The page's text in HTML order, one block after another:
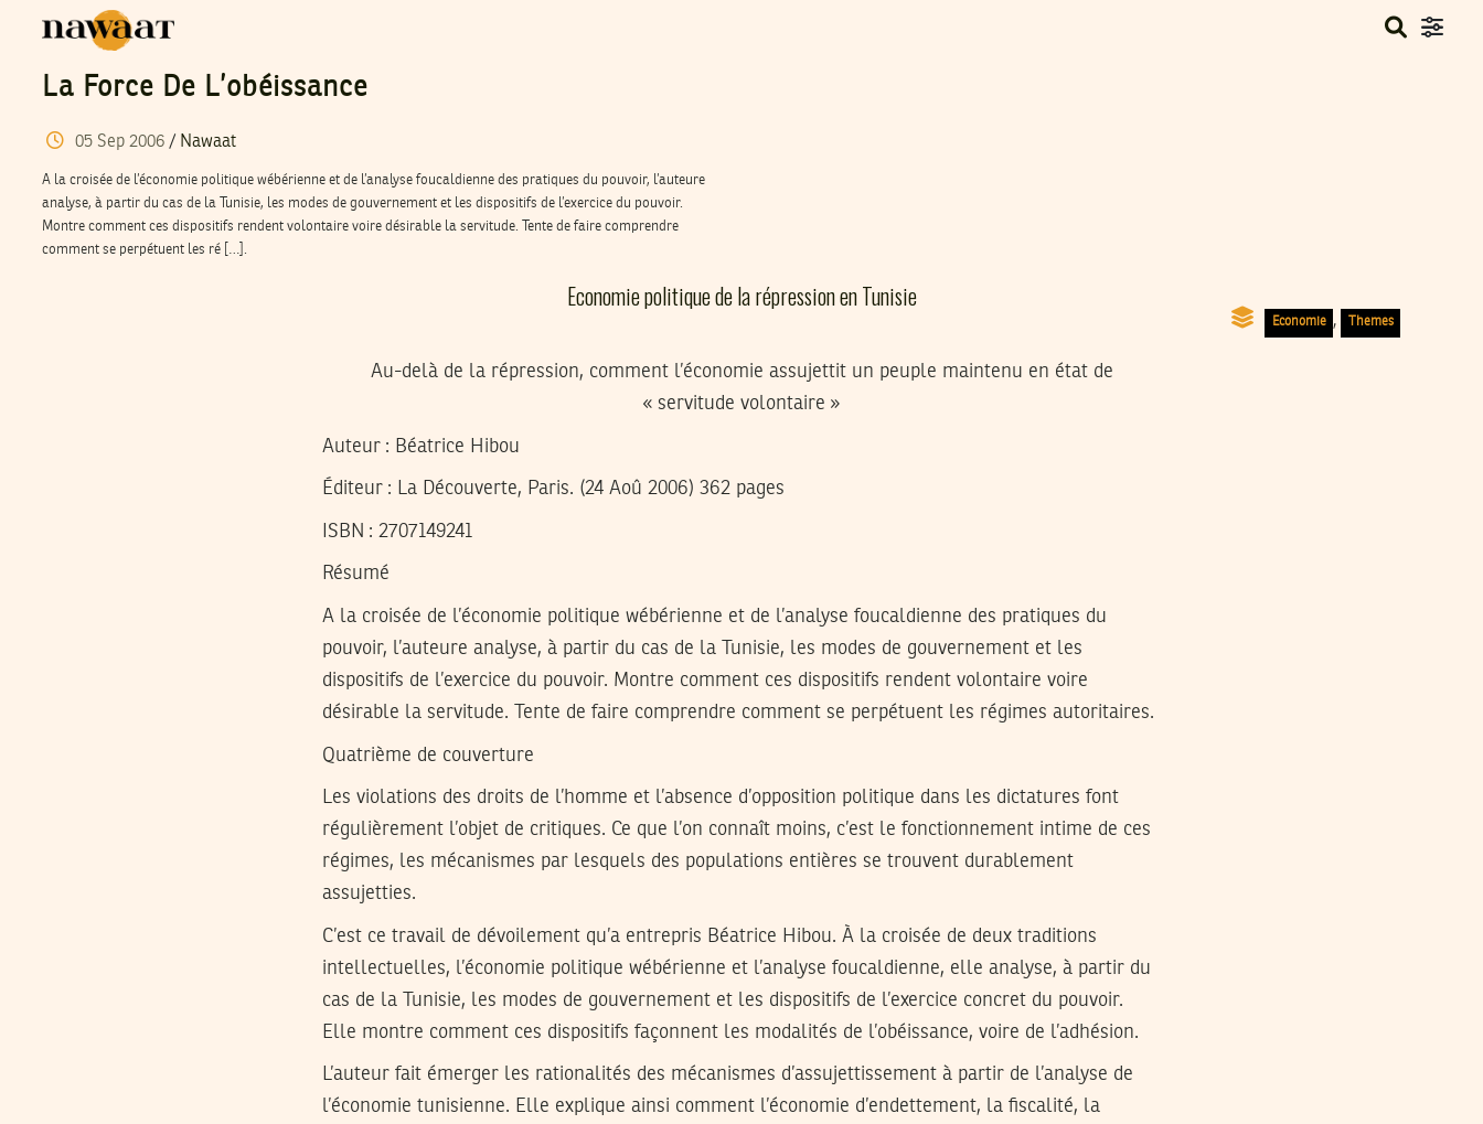
La Force De L’obéissance
05 Sep 2006/ Nawaat
A la croisée de l’économie politique wébérienne et de l’analyse foucaldienne des pratiques du pouvoir, l’auteure
analyse, à partir du cas de la Tunisie, les modes de gouvernement et les dispositifs de l’exercice du pouvoir.
Montre comment ces dispositifs rendent volontaire voire désirable la servitude. Tente de faire comprendre
comment se perpétuent les ré […].
Economie , Themes
Economie politique de la répression en Tunisie
Au-delà de la répression, comment l’économie assujettit un peuple maintenu en état de
« servitude volontaire »
Auteur : Béatrice Hibou
Éditeur : La Découverte, Paris. (24 Aoû 2006) 362 pages
ISBN : 2707149241
Résumé
A la croisée de l’économie politique wébérienne et de l’analyse foucaldienne des pratiques du
pouvoir, l’auteure analyse, à partir du cas de la Tunisie, les modes de gouvernement et les
dispositifs de l’exercice du pouvoir. Montre comment ces dispositifs rendent volontaire voire
désirable la servitude. Tente de faire comprendre comment se perpétuent les régimes autoritaires.
Quatrième de couverture
Les violations des droits de l’homme et l’absence d’opposition politique dans les dictatures font
régulièrement l’objet de critiques. Ce que l’on connaît moins, c’est le fonctionnement intime de ces
régimes, les mécanismes par lesquels des populations entières se trouvent durablement
assujetties.
C’est ce travail de dévoilement qu’a entrepris Béatrice Hibou. À la croisée de deux traditions
intellectuelles, l’économie politique wébérienne et l’analyse foucaldienne, elle analyse, à partir du
cas de la Tunisie, les modes de gouvernement et les dispositifs de l’exercice concret du pouvoir.
Elle montre comment ces dispositifs façonnent les modalités de l’obéissance, voire de l’adhésion.
L’auteur fait émerger les rationalités des mécanismes d’assujettissement à partir de l’analyse de
l’économie tunisienne. Elle explique ainsi comment l’économie d’endettement, la fiscalité, la